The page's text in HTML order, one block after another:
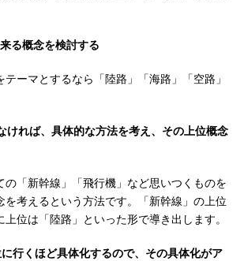
る概念を検討する
ーマとするなら「陸路」「海路」「空路」
ければ、具体的な方法を考え、その上位概念
「新幹線」「飛行機」など思いつくものを
を考えるという方法です。「新幹線」の上位
位は「陸路」といった形で導き出します。
行くほど具体化するので、その具体化がア